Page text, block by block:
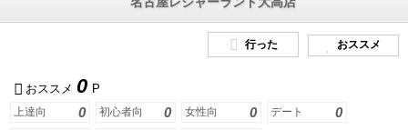
行った おススメ
おススメ 0 P
上達向 0 初心者向 0 女性向 0 デート 0